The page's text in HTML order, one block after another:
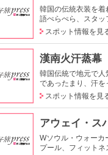
韓国の伝統衣装を
語ぺらぺら、スタ
スポット情報を見
漢南火汗蒸幕
韓国伝統で地元で
であったまり、汗
スポット情報を見
アウェイ・ス
Wソウル・ウォーカ
プール、フィット